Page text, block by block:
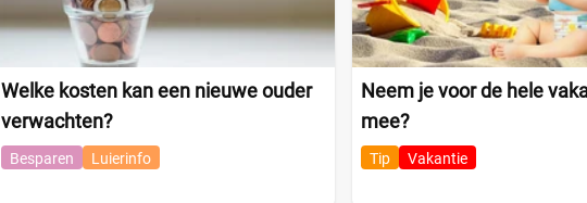
Welke kosten kan een nieuwe ouder
verwachten?
Besparen Luierinfo
Neem je voor de hele
mee?
Tip Vakantie